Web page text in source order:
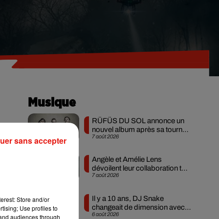
Musique
7 août 2026
RÜFÜS DU SOL annonce un
nouvel album après sa tournée
mondiale
7 août 2026
Angèle et Amélie Lens
dévoilent leur collaboration tant
attendue
6 août 2026
Il y a 10 ans, DJ Snake
changeait de dimension avec
son premier...
Store and/or
Use profiles to
audiences through
sans accepter